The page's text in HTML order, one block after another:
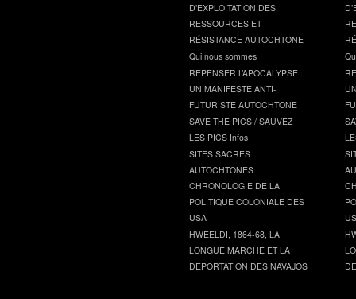
D’EXPLOITATION DES
RESSOURCES ET
RÉSISTANCE AUTOCHTONE
Qui nous sommes
REPENSER L’APOCALYPSE :
UN MANIFESTE ANTI-
FUTURISTE AUTOCHTONE
SAVE THE PICS / SAUVEZ
LES PICS Infos
SITES SACRES
AUTOCHTONES:
CHRONOLOGIE DE LA
POLITIQUE COLONIALE DES
USA
HWEELDI, 1864-68, LA
LONGUE MARCHE ET LA
DEPORTATION DES NAVAJOS